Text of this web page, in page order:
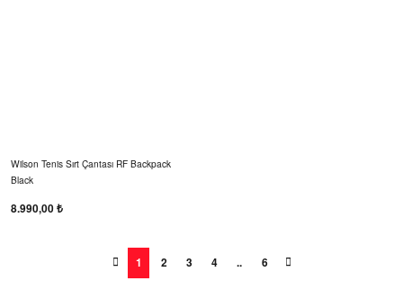
Wilson Tenis Sırt Çantası RF Backpack
Black
8.990,00 ₺
1 2 3 4 .. 6